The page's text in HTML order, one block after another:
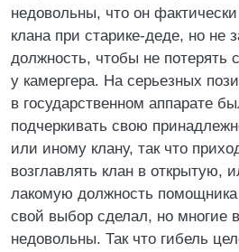
недовольны, что он
клана при старике-деде, но не
должность, чтобы не потерять
у камергера. На серьезных
в государственном аппарате
подчеркивать свою
или иному клану, так что
возглавлять клан в открытую,
лакомую должность
свой выбор сделал, но многие
недовольны. Так что гибель